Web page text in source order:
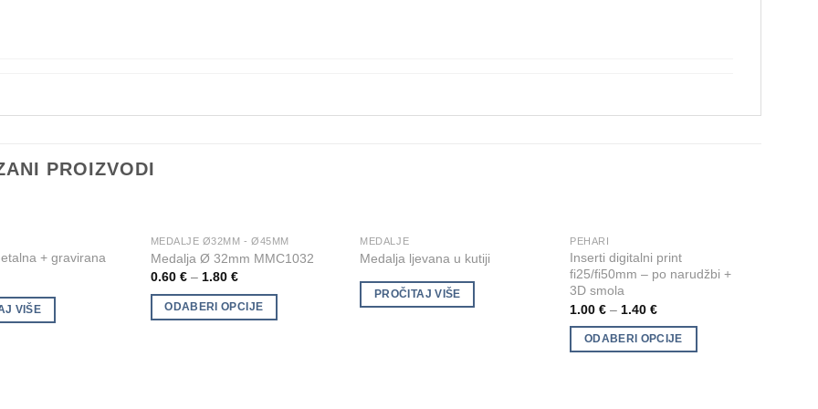
PROIZVODI
Add to
+ gravirana
VIŠE
Add to
Wishlist
MEDALJE Ø32MM - Ø45MM
Medalja Ø 32mm MMC1032
0.60 €– 1.80 €
ODABERI OPCIJE
This
product
has
multiple
MEDALJE
Medalja ljevana u kutiji
PROČITAJ VIŠE
PEHARI
Inserti digitalni print
fi25/fi50mm – po narudžbi +
3D smola
1.00€ – 1.40€
ODABERI OPCIJE
This
product
has
multiple
variants.
The